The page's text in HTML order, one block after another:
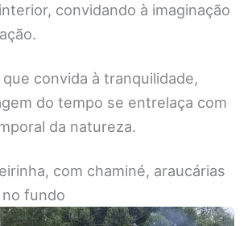
convidando à imaginação
convida à tranquilidade,
do tempo se entrelaça com
da natureza.
com chaminé, araucárias
fundo